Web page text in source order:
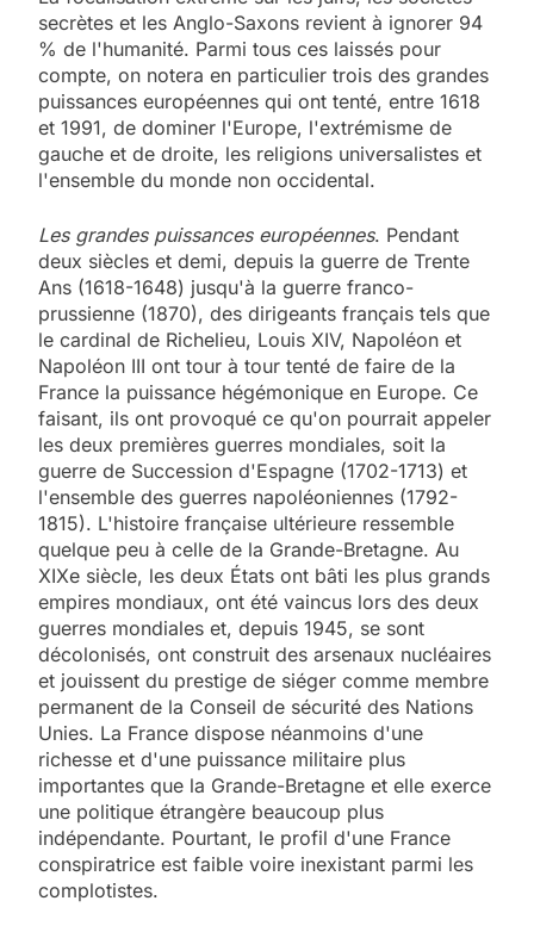
secrètes et les Anglo-Saxons revient à ignorer 94
% de l'humanité. Parmi tous ces laissés pour
compte, on notera en particulier trois des grandes
puissances européennes qui ont tenté, entre 1618
et 1991, de dominer l'Europe, l'extrémisme de
gauche et de droite, les religions universalistes et
l'ensemble du monde non occidental.
Les grandes puissances européennes. Pendant
deux siècles et demi, depuis la guerre de Trente
Ans (1618-1648) jusqu'à la guerre franco-
prussienne (1870), des dirigeants français tels que
le cardinal de Richelieu, Louis XIV, Napoléon et
Napoléon III ont tour à tour tenté de faire de la
France la puissance hégémonique en Europe. Ce
faisant, ils ont provoqué ce qu'on pourrait appeler
les deux premières guerres mondiales, soit la
guerre de Succession d'Espagne (1702-1713) et
l'ensemble des guerres napoléoniennes (1792-
1815). L'histoire française ultérieure ressemble
quelque peu à celle de la Grande-Bretagne. Au
XIXe siècle, les deux États ont bâti les plus grands
empires mondiaux, ont été vaincus lors des deux
guerres mondiales et, depuis 1945, se sont
décolonisés, ont construit des arsenaux nucléaires
et jouissent du prestige de siéger comme membre
permanent de la Conseil de sécurité des Nations
Unies. La France dispose néanmoins d'une
richesse et d'une puissance militaire plus
importantes que la Grande-Bretagne et elle exerce
une politique étrangère beaucoup plus
indépendante. Pourtant, le profil d'une France
conspiratrice est faible voire inexistant parmi les
complotistes.